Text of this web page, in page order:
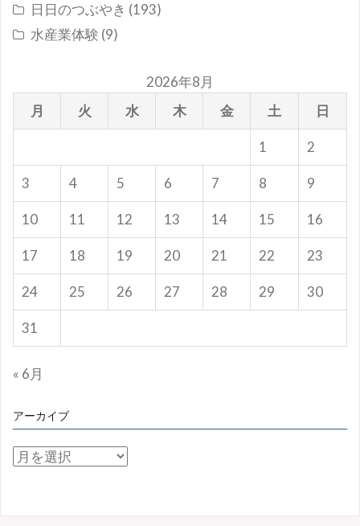
日日のつぶやき (193)
水産業体験 (9)
2026年8月
月
火 水 木 金 土 日
1 2
3 4 5 6 7 8 9
10 11 12 13 14 15 16
17 18 19 20 21 22 23
24 25 26 27 28 29 30
31
« 6月
アーカイブ
ア